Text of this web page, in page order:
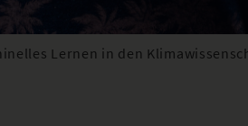
Lernen in den